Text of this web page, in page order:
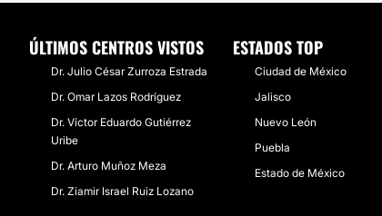
ÚLTIMOS CENTROS VISTOS
Dr. Julio César Zurroza Estrada
Dr. Omar Lazos Rodríguez
Dr. Víctor Eduardo Gutiérrez
Uribe
Dr. Arturo Muñoz Meza
Dr. Ziamir Israel Ruiz Lozano
ESTADOS TOP
Ciudad de México
Jalisco
Nuevo León
Puebla
Estado de México